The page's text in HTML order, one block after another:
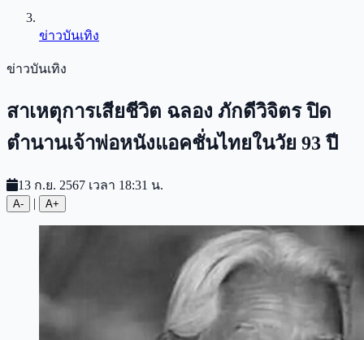
ข่าวบันเทิง
ข่าวบันเทิง
สาเหตุการเสียชีวิต ฉลอง ภักดีวิจิตร ปิด
ตำนานเจ้าพ่อหนังแอคชั่นไทยในวัย 93 ปี
13 ก.ย. 2567 เวลา 18:31 น.
A- | A+